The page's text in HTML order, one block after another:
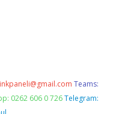
Teams:
0262 606 0 726 Telegram: